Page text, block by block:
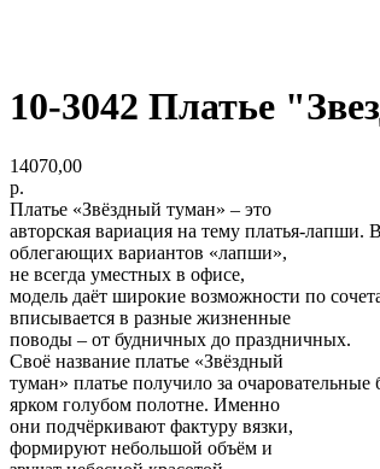
10-3042 Платье
14070,00
р.
Платье «Звёздный туман» – это
авторская вариация на тему платья-лапши.
облегающих вариантов «лапши»,
не всегда уместных в офисе,
модель даёт широкие возможности по
вписывается в разные жизненные
поводы – от будничных до праздничных.
Своё название платье «Звёздный
туман» платье получило за очаровательные
ярком голубом полотне. Именно
они подчёркивают фактуру вязки,
формируют небольшой объём и